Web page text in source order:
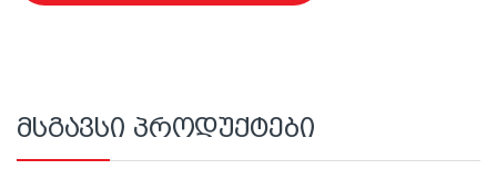
მსგავსი პროდუქტები